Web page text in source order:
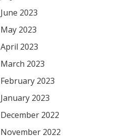
June 2023
May 2023
April 2023
March 2023
February 2023
January 2023
December 2022
November 2022